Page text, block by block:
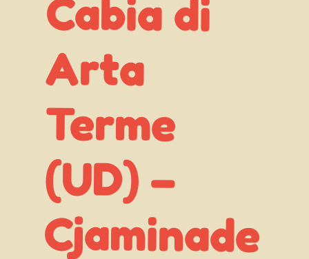
Cabia di
Arta
Terme
(UD) –
Cjaminade